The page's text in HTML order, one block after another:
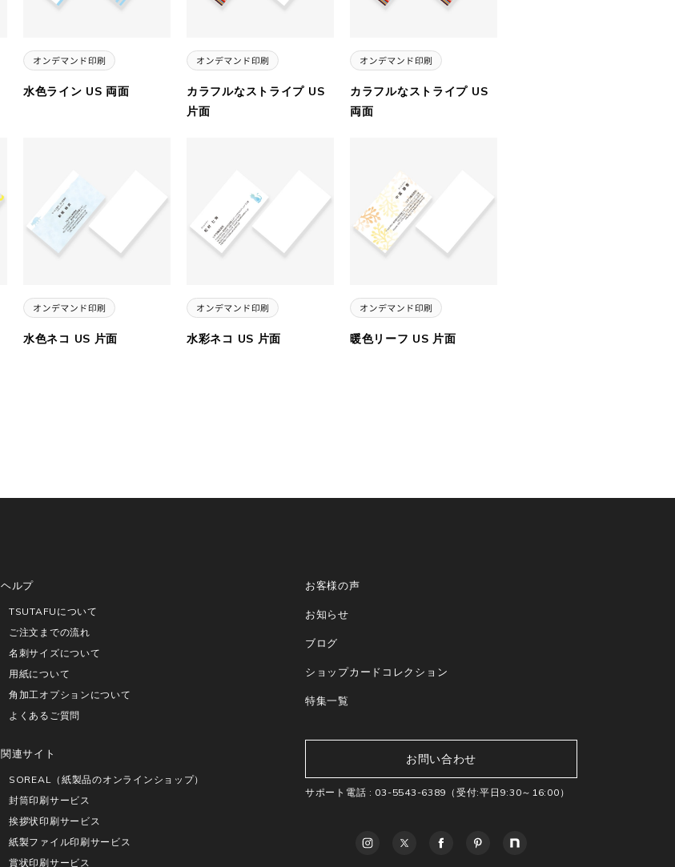
水色ライン US 両面
カラフルなストライプ US
片面
カラフルなストライプ US
両面
水色ネコ US 片面 水彩ネコ US 片面 暖色リーフ US 片面
ヘルプ
TSUTAFUについて
ご注文までの流れ
名刺サイズについて
用紙について
角加工オプションについて
よくあるご質問
関連サイト
SOREAL（紙製品のオンラインショップ）
封筒印刷サービス
挨拶状印刷サービス
紙製ファイル印刷サービス
賞状印刷サービス
お客様の声
お知らせ
ブログ
ショップカードコレクション
特集一覧
お問い合わせ
サポート電話 : 03-5543-6389 （受付:平日9:30～16:00）